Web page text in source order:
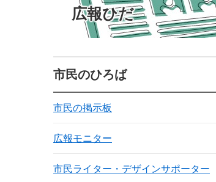
広報ひだ
市民のひろば
市民の掲示板
広報モニター
市民ライター・デザインサポーター